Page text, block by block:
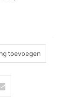
toevoegen